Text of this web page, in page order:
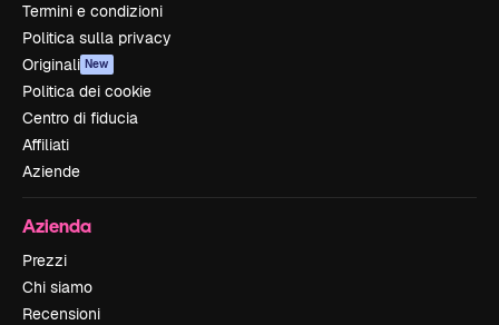
Termini e condizioni
Politica sulla privacy
Originali New
Politica dei cookie
Centro di fiducia
Affiliati
Aziende
Azienda
Prezzi
Chi siamo
Recensioni